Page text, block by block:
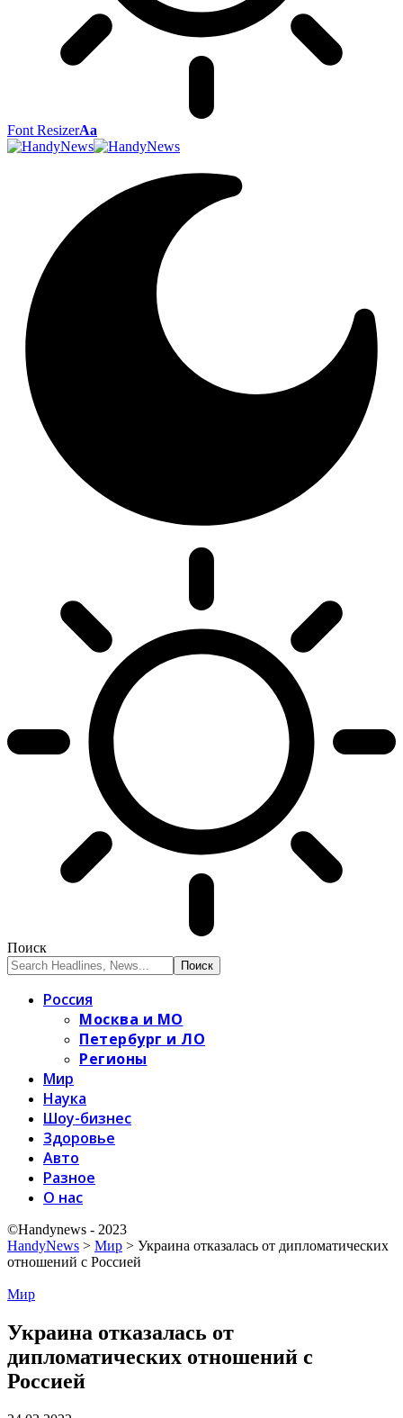
Font ResizerAa
Поиск
Россия
Москва и МО
Петербург и ЛО
Регионы
Мир
Наука
Шоу-бизнес
Здоровье
Авто
Разное
О нас
©Handynews - 2023
HandyNews > Мир > Украина отказалась от дипломатических
отношений с Россией
Мир
Украина отказалась от
дипломатических отношений с
Россией